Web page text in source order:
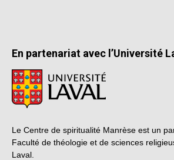
En partenariat avec l’Université
Le Centre de spiritualité Manrèse est un
Faculté de théologie et de sciences
Laval.